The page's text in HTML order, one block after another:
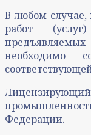
В любом случае,
работ
необходимо
Федерации.